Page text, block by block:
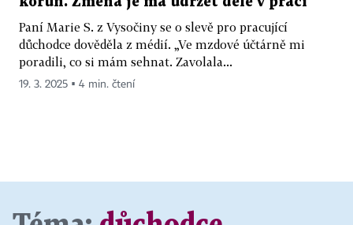
Paní Marie S. z Vysočiny se o slevě pro pracující
důchodce dověděla z médií. „Ve mzdové účtárně mi
poradili, co si mám sehnat. Zavolala...
19. 3. 2025 ▪ 4 min. čtení